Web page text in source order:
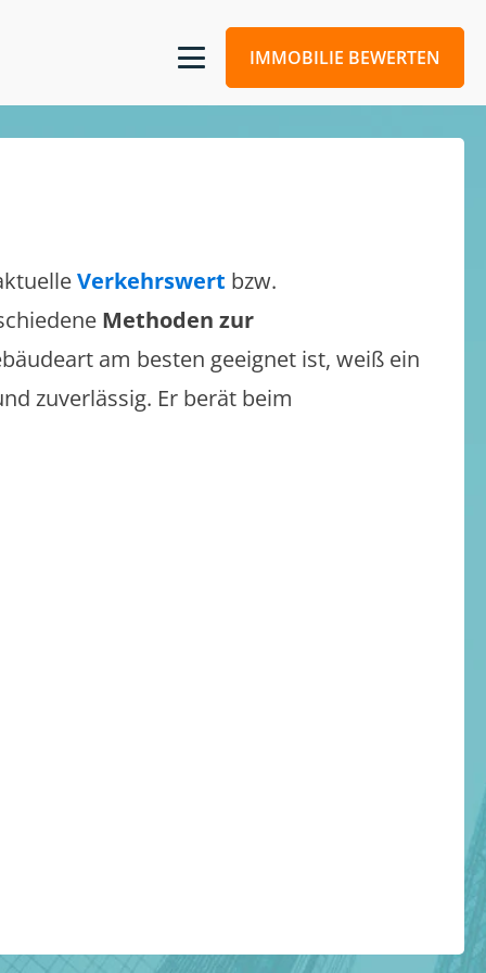
IMMOBILIE BEWERTEN
Verkehrswert bzw.
Methoden zur
am besten geeignet ist, weiß ein
zuverlässig. Er berät beim